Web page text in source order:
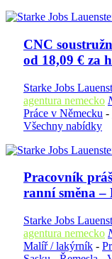
CNC
od 18,09 € za
Starke Jobs
agentura nemecko
Práce v Německu -
Všechny nabídky
Pracovník
ranní směna –
Starke Jobs
agentura nemecko
Malíř / lakýrník -